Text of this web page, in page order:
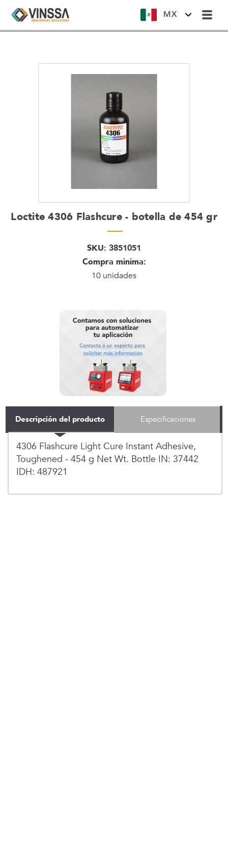
MX
Loctite 4306 Flashcure - botella de 454 gr
SKU: 3851051
Compra minima:
10 unidades
Descripción del producto
4306 Flashcure Light Cure Instant Adhesive,
Toughened - 454 g Net Wt. Bottle IN: 37442
IDH: 487921
Especificaciones